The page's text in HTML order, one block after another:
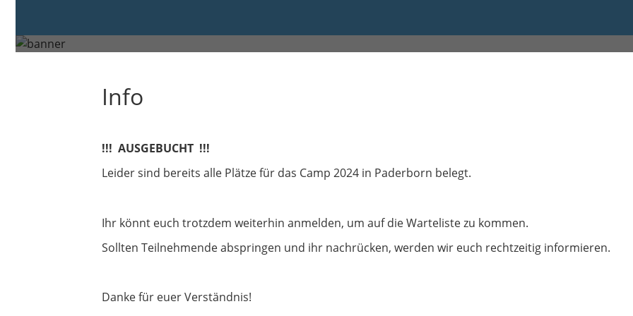
Info
!!! AUSGEBUCHT !!!
Leider sind bereits alle Plätze für das Camp 2024 in Paderborn belegt.
Ihr könnt euch trotzdem weiterhin anmelden, um auf die Warteliste zu kommen.
Sollten Teilnehmende abspringen und ihr nachrücken, werden wir euch rechtzeitig informieren.
Danke für euer Verständnis!